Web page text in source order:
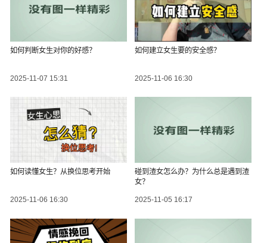
如何判断女生对你的好感？
2025-11-07 15:31
如何建立女生要的安全感？
2025-11-06 16:30
如何读懂女生？从换位思考开始
2025-11-06 16:30
碰到渣女怎么办？为什么总是遇到渣
女？
2025-11-05 16:17